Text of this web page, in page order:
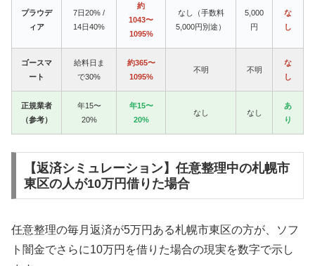
プラウデ
ィア
7日20% /
14日40%
約
1043〜
1095%
なし（手数料
5,000円別途）
5,000
円
な
し
ゴースマ
ート
給料日ま
で30%
約365〜
1095%
不明 不明
な
し
正規業者
（参考）
年15〜
20%
年15〜
20%
なし なし
あ
り
【返済シミュレーション】任意整理中の札幌市
東区の人が10万円借りた場合
任意整理の毎月返済が5万円ある札幌市東区の方が、ソフ
ト闇金でさらに10万円を借りた場合の現実を数字で示し